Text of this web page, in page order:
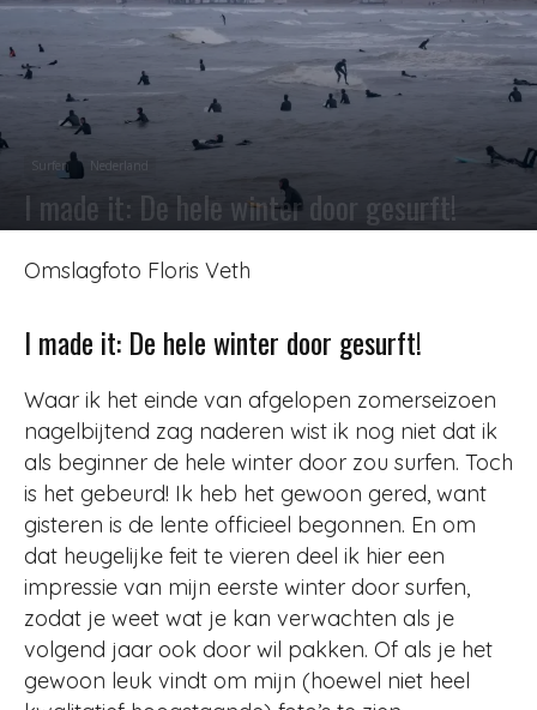
Surfen Nederland
I made it: De hele winter door gesurft!
Omslagfoto Floris Veth
I made it: De hele winter door gesurft!
Waar ik het einde van afgelopen zomerseizoen
nagelbijtend zag naderen wist ik nog niet dat ik
als beginner de hele winter door zou surfen. Toch
is het gebeurd! Ik heb het gewoon gered, want
gisteren is de lente officieel begonnen. En om
dat heugelijke feit te vieren deel ik hier een
impressie van mijn eerste winter door surfen,
zodat je weet wat je kan verwachten als je
volgend jaar ook door wil pakken. Of als je het
gewoon leuk vindt om mijn (hoewel niet heel